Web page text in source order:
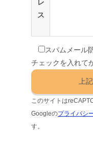
レ
ス
スパムメール
チェックを入れて
このサイトは
Googleのプライバシ
す。